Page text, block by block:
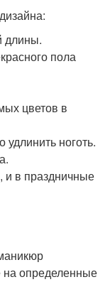
длины.
пола
цветов в
ноготь.
и в праздничные
на определенные